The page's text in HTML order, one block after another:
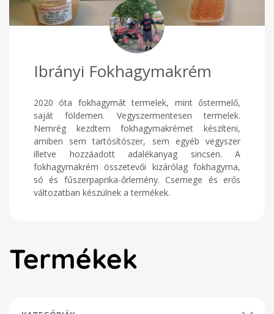
Ibrányi Fokhagymakrém
2020 óta fokhagymát termelek, mint őstermelő,
saját földemen. Vegyszermentesen termelek.
Nemrég kezdtem fokhagymakrémet készíteni,
amiben sem tartósítószer, sem egyéb vegyszer
illetve hozzáadott adalékanyag sincsen. A
fokhagymakrém összetevői kizárólag fokhagyma,
só és fűszerpaprika-őrlemény. Csemege és erős
változatban készülnek a termékek.
Termékek